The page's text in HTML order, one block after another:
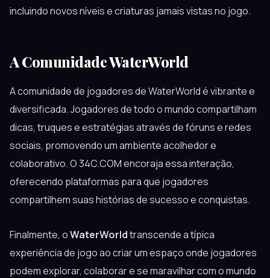
incluindo novos níveis e criaturas jamais vistas no jogo.
A Comunidade WaterWorld
A comunidade de jogadores de WaterWorld é vibrante e
diversificada. Jogadores de todo o mundo compartilham
dicas, truques e estratégias através de fóruns e redes
sociais, promovendo um ambiente acolhedor e
colaborativo. O 34C.COM encoraja essa interação,
oferecendo plataformas para que jogadores
compartilhem suas histórias de sucesso e conquistas.
Finalmente, oWaterWorldtranscende a típica
experiência de jogo ao criar um espaço onde jogadores
podem explorar, colaborar e se maravilhar com o mundo